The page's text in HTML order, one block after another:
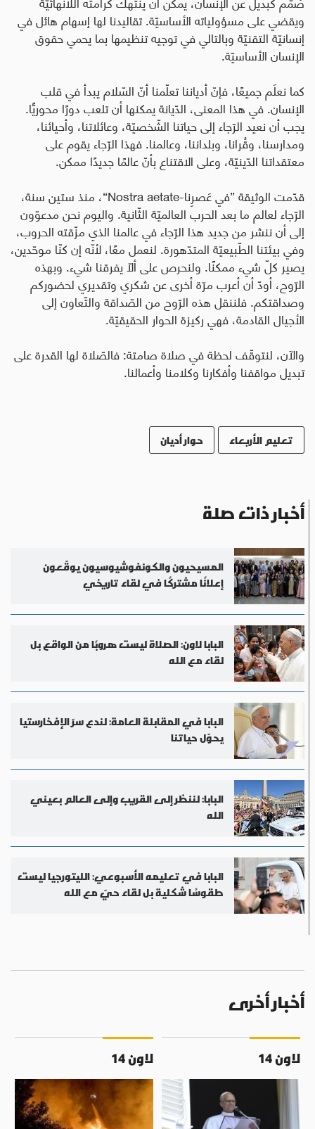
ويقضي على مسؤولياته الأساسيّة. تقاليدنا لها إسهام هائل في
إنسانيّة التقنيّة وبالتالي في توجيه تنظيمها بما يحمي حقوق
الإنسان الأساسيّة.
كما نعلَم جميعًا، فإنّ أدياننا تعلّمنا أنّ السّلام يبدأ في قلب
الإنسان. في هذا المعنى، الدّيانة يمكنها أن تلعب دورًا محوريًّا.
يجب أن نعيد الرّجاء إلى حياتنا الشّخصيّة، وعائلاتنا، وأحيائنا،
ومدارسنا، وقُرانا، وبلداننا، وعالمنا. فهذا الرّجاء يقوم على
معتقداتنا الدّينيّة، وعلى الاقتناع بأنّ عالمًا جديدًا ممكن.
قدّمت الوثيقة ”في عَصرِنا-Nostra aetate“ ، منذ ستين سنة،
الرّجاء لعالم ما بعد الحرب العالميّة الثّانية. واليوم نحن مدعوّون
إلى أن ننشر من جديد هذا الرّجاء في عالمنا الذي مزّقته الحروب،
وفي بيئتنا الطّبيعيّة المتدّهورة. لنعمل معًا، لأنّه إن كنّا موحّدين،
يصير كلّ شيء ممكنًا. ولنحرص على ألّا يفرقنا شيء. وبهذه
الرّوح، أودّ أن أعرب مرّة أخرى عن شكري وتقديري لحضوركم
وصداقتكم. فلننقل هذه الرّوح من الصّداقة والتّعاون إلى
الأجيال القادمة، فهي ركيزة الحوار الحقيقيّة.
والآن، لنتوقّف لحظة في صلاة صامتة: فالصّلاة لها القدرة على
تبديل مواقفنا وأفكارنا وكلامنا وأعمالنا.
تعليم الأربعاء حوار أديان
أخبار ذات صلة
المسيحيون والكونفوشيوسيون يوقّعون
إعلانًا مشتركًا في لقاء تاريخي
البابا لاون: الصلاة ليست هروبًا من الواقع بل
لقاء مع الله
البابا في المقابلة العامة: لندع سرّ الإفخارستيا
يحوّل حياتنا
البابا: لننظر إلى القريب وإلى العالم بعيني
الله
البابا في تعليمه الأسبوعي: الليتورجيا ليست
طقوسًا شكلية بل لقاء حيّ مع الله
أخبار أخرى
لاون 14 لاون 14